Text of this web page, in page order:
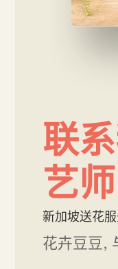
联
艺师
新加坡送花
花卉豆豆,